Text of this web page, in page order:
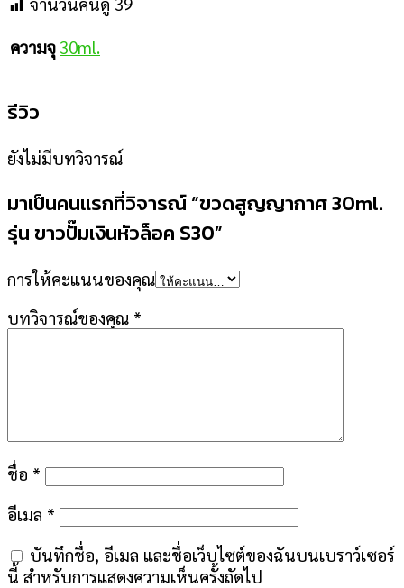
ความจุ 30ml.
รีวิว
ยังไม่มีบทวิจารณ์
มาเป็นคนแรกที่วิจารณ์ “ขวดสูญญากาศ 30ml.
รุ่น ขาวปั๊มเงินหัวล็อค S30”
การให้คะแนนของคุณ
บทวิจารณ์ของคุณ *
ชื่อ *
อีเมล *
บันทึกชื่อ, อีเมล และชื่อเว็บไซต์ของฉันบนเบราว์เซอร์
นี้ สำหรับการแสดงความเห็นครั้งถัดไป